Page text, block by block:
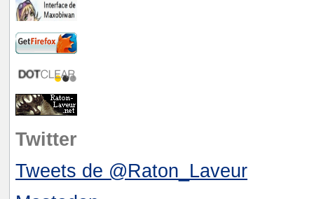
Twitter
Tweets de @Raton_Laveur